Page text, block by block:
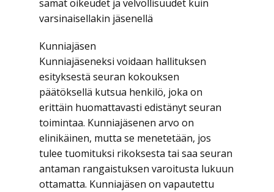
samat oikeudet ja velvollisuudet kuin
varsinaisellakin jäsenellä
Kunniajäsen
Kunniajäseneksi voidaan hallituksen
esityksestä seuran kokouksen
päätöksellä kutsua henkilö, joka on
erittäin huomattavasti edistänyt seuran
toimintaa. Kunniajäsenen arvo on
elinikäinen, mutta se menetetään, jos
tulee tuomituksi rikoksesta tai saa seuran
antaman rangaistuksen varoitusta lukuun
ottamatta. Kunniajäsen on vapautettu